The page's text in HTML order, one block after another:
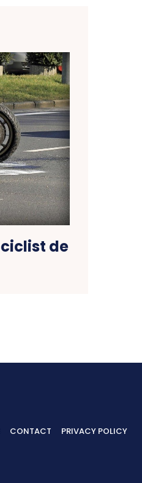
de
CONTACT PRIVACY POLICY